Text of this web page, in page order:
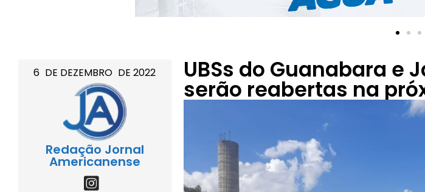
6 DE DEZEMBRO DE2022
Redação Jornal
Americanense
UBSs do Guanabara e
serão reabertas na